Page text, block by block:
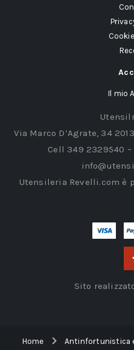
Il mio
Via Marco D’Agrate, 34
Cell 349 2329540 –
Utensileria Revelli.com è
Sito
Home Antinfortunistica